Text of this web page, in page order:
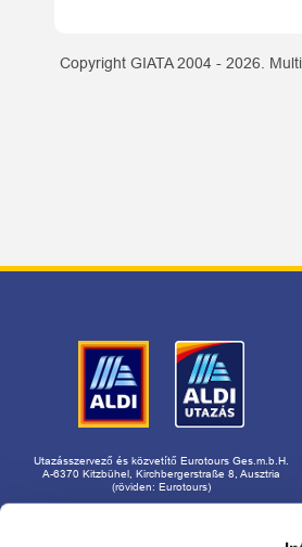
Copyright GIATA 2004 - 2026.
Utazásszervező és közvetítő Eurotours Ges.m.b.H.
A-6370 Kitzbühel, Kirchbergerstraße 8, Ausztria
(röviden: Eurotours)